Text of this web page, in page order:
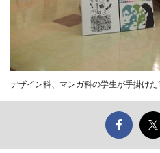
デザイン科、マンガ科の学生が手掛け